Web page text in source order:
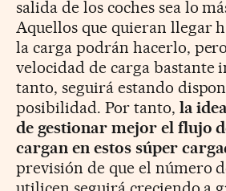
salida de los coches sea lo
Aquellos que quieran llegar
la carga podrán hacerlo,
velocidad de carga bastante
tanto, seguirá estando
posibilidad. Por tanto, la
de gestionar mejor el flujo
cargan en estos súper
previsión de que el número